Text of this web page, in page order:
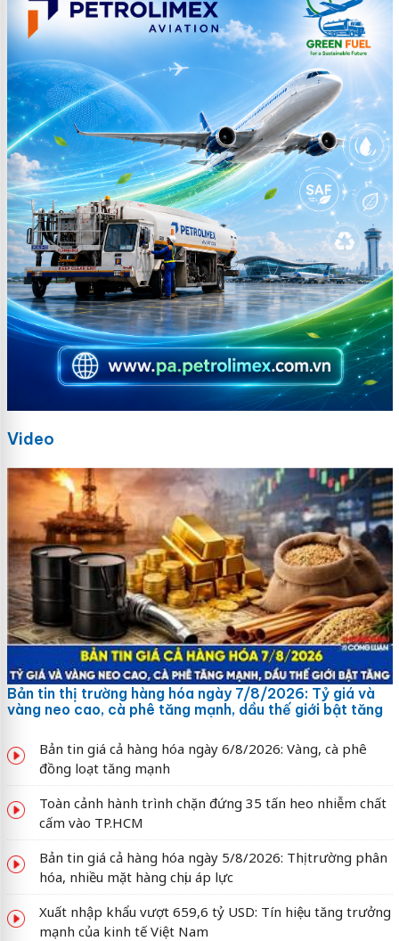
Video
Bản tin thị trường hàng hóa ngày 7/8/2026: Tỷ giá và
vàng neo cao, cà phê tăng mạnh, dầu thế giới bật tăng
Bản tin giá cả hàng hóa ngày 6/8/2026: Vàng, cà phê
đồng loạt tăng mạnh
Toàn cảnh hành trình chặn đứng 35 tấn heo nhiễm chất
cấm vào TP.HCM
Bản tin giá cả hàng hóa ngày 5/8/2026: Thị trường phân
hóa, nhiều mặt hàng chịu áp lực
Xuất nhập khẩu vượt 659,6 tỷ USD: Tín hiệu tăng trưởng
mạnh của kinh tế Việt Nam